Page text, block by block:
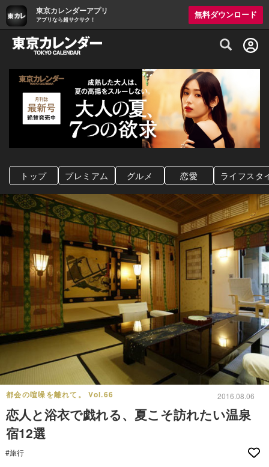
東京カレンダーアプリ
アプリなら超サクサク！
無料ダウンロード
グルメ情報・プレミアムレストラン予約
トップ プレミアム グルメ 恋愛 ライフスタ
都会の喧噪を離れて。 Vol.66 2016.08.06
恋人と浴衣で戯れる、夏こそ訪れたい温泉
宿12選
#旅行